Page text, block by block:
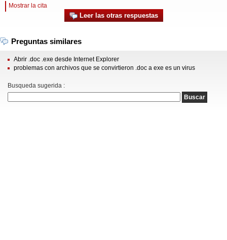
Mostrar la cita
Leer las otras respuestas
Preguntas similares
Abrir .doc .exe desde Internet Explorer
problemas con archivos que se convirtieron .doc a exe es un virus
Busqueda sugerida :